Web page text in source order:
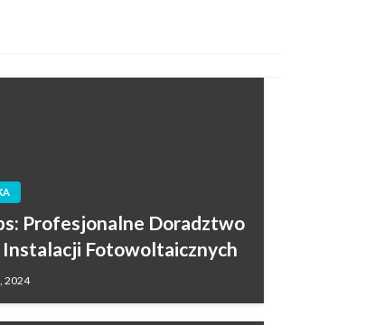
Profesjonalne Doradztwo
Fotowoltaicznych
2024